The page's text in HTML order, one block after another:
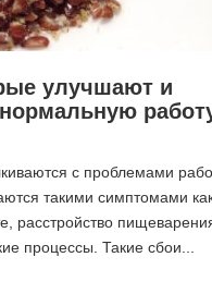
улучшают и
с проблемами
такими симптомами
расстройство
процессы. Такие сбои...